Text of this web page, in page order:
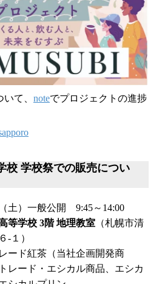
て、 noteでプロジェクトの進捗
校 学校祭での販売につい
土）一般公開 9:45～14:00
等学校 3階 地理教室 （札幌市清
-１）
ード紅茶（当社企画開発商
レード・エシカル商品、エシカ